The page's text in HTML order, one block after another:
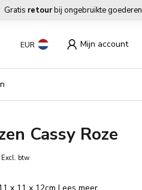
Gratis retourbij ongebruikte goederen
EUR Mijn account
Cassy Roze
Excl. btw